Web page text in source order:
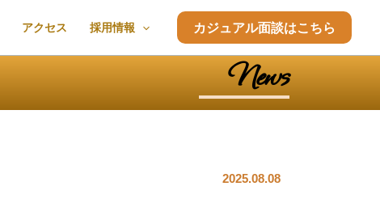
アクセス 採用情報 カジュアル面談はこちら
News
2025.08.08